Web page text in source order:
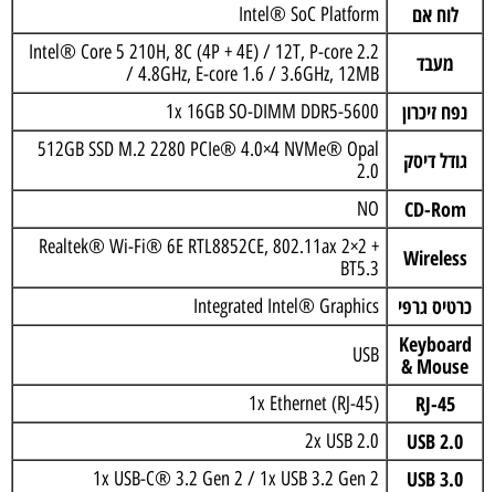
לוח אם Intel® SoC Platform
מעבד
Intel® Core 5 210H, 8C (4P + 4E) / 12T, P-core 2.2
/ 4.8GHz, E-core 1.6 / 3.6GHz, 12MB
נפח זיכרון 1x 16GB SO-DIMM DDR5-5600
גודל דיסק
512GB SSD M.2 2280 PCIe® 4.0×4 NVMe® Opal
2.0
CD-Rom
NO
Wireless
Realtek® Wi-Fi® 6E RTL8852CE, 802.11ax 2×2 +
BT5.3
כרטיס גרפי Integrated Intel® Graphics
Keyboard
& Mouse
USB
RJ-45
1x Ethernet (RJ-45)
USB 2.0
2x USB 2.0
USB 3.0
1x USB-C® 3.2 Gen 2 / 1x USB 3.2 Gen 2